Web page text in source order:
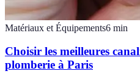
Matériaux et Équipements6 min
Choisir les meilleures
plomberie à Paris